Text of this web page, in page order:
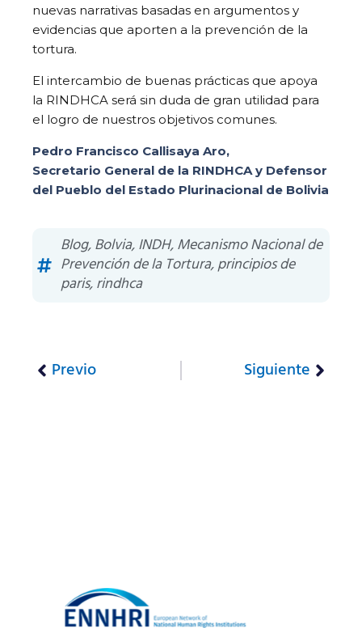
nuevas narrativas basadas en argumentos y
evidencias que aporten a la prevención de la
tortura.
El intercambio de buenas prácticas que apoya
la RINDHCA será sin duda de gran utilidad para
el logro de nuestros objetivos comunes.
Pedro Francisco Callisaya Aro,
Secretario General de la RINDHCA y Defensor
del Pueblo del Estado Plurinacional de Bolivia
Blog,Bolvia,INDH,Mecanismo Nacional de
Prevención de la Tortura,principios de
paris,rindhca
Previo Siguiente